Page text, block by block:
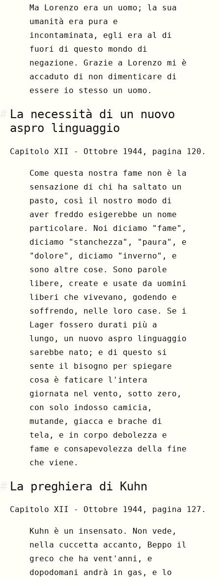
Ma Lorenzo era un uomo; la sua
umanità era pura e
incontaminata, egli era al di
fuori di questo mondo di
negazione. Grazie a Lorenzo mi è
accaduto di non dimenticare di
essere io stesso un uomo.
La necessità di un nuovo
aspro linguaggio
Capitolo XII - Ottobre 1944, pagina 120.
Come questa nostra fame non è la
sensazione di chi ha saltato un
pasto, così il nostro modo di
aver freddo esigerebbe un nome
particolare. Noi diciamo "fame",
diciamo "stanchezza", "paura", e
"dolore", diciamo "inverno", e
sono altre cose. Sono parole
libere, create e usate da uomini
liberi che vivevano, godendo e
soffrendo, nelle loro case. Se i
Lager fossero durati più a
lungo, un nuovo aspro linguaggio
sarebbe nato; e di questo si
sente il bisogno per spiegare
cosa è faticare l'intera
giornata nel vento, sotto zero,
con solo indosso camicia,
mutande, giacca e brache di
tela, e in corpo debolezza e
fame e consapevolezza della fine
che viene.
La preghiera di Kuhn
Capitolo XII - Ottobre 1944, pagina 127.
Kuhn è un insensato. Non vede,
nella cuccetta accanto, Beppo il
greco che ha vent'anni, e
dopodomani andrà in gas, e lo